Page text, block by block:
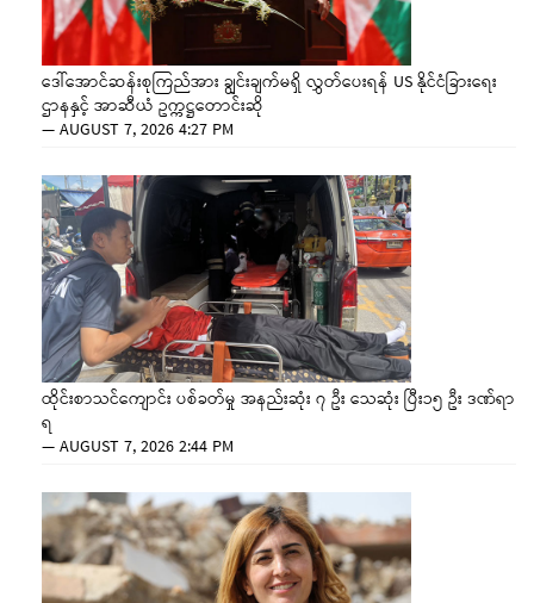
ဒေါ်အောင်ဆန်းစုကြည်အား ချွင်းချက်မရှိ လွှတ်ပေးရန် US နိုင်ငံခြားရေး
ဌာနနှင့် အာဆီယံ ဥက္ကဋ္ဌတောင်းဆို
—AUGUST 7, 2026 4:27 PM
ထိုင်းစာသင်ကျောင်း ပစ်ခတ်မှု အနည်းဆုံး ၇ ဦး သေဆုံး ပြီး၁၅ ဦး ဒဏ်ရာ
ရ
—AUGUST 7, 2026 2:44 PM